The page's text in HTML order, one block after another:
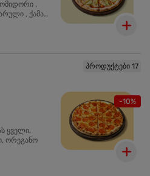
, ქამა
პროდუქტები 17
-10%
ყველი,
ორეგანო